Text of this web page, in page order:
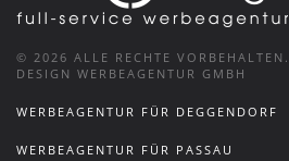
© 2026 ALLE RECHTE VORBEHALTEN.
DESIGN WERBEAGENTUR GMBH
WERBEAGENTUR FÜR DEGGENDORF
WERBEAGENTUR FÜR PASSAU